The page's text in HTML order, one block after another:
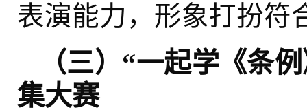
表演能力，形象打扮符
（三）“一起学《条
集大赛